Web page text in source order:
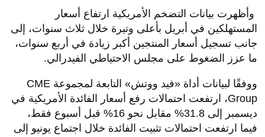
وأظهرت بيانات التضخم الأمريكية ارتفاع أسعار
المستهلكين في أبريل بأعلى وتيرة خلال ثلاث سنوات، إلى
جانب تسجيل أسعار المنتجين أكبر زيادة في أربع سنوات،
ما عزز الضغوط على مجلس الاحتياطي الفيدرالي.
ووفقًا لبيانات أداة «فيد ووتش» التابعة لمجموعة CME
Group، ارتفعت احتمالات رفع أسعار الفائدة الأمريكية في
ديسمبر إلى 31.8% مقابل نحو 16% قبل أسبوع فقط،
فيما ارتفعت احتمالات تثبيت الفائدة خلال اجتماع يونيو إلى